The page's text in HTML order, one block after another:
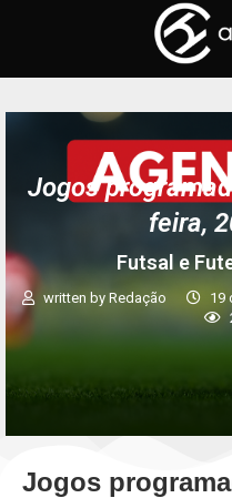
Jogos
feira,
Futsal e
written by Redação 19
Jogos